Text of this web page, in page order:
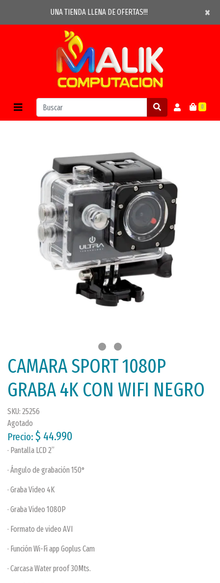
UNA TIENDA LLENA DE OFERTAS!!! ×
×
0
CAMARA SPORT 1080P
GRABA 4K CON WIFI NEGRO
SKU: 25256
Agotado
Precio: $ 44.990
· Pantalla LCD 2”
· Ángulo de grabación 150°
· Graba Video 4K
· Graba Video 1080P
· Formato de video AVI
· Función Wi-Fi app Goplus Cam
· Carcasa Water proof 30Mts.